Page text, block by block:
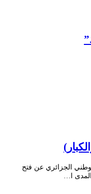
الجزائري عن فتح
ا…